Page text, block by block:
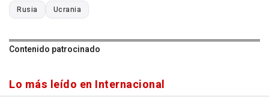
Rusia Ucrania
Contenido patrocinado
Lo más leído en Internacional